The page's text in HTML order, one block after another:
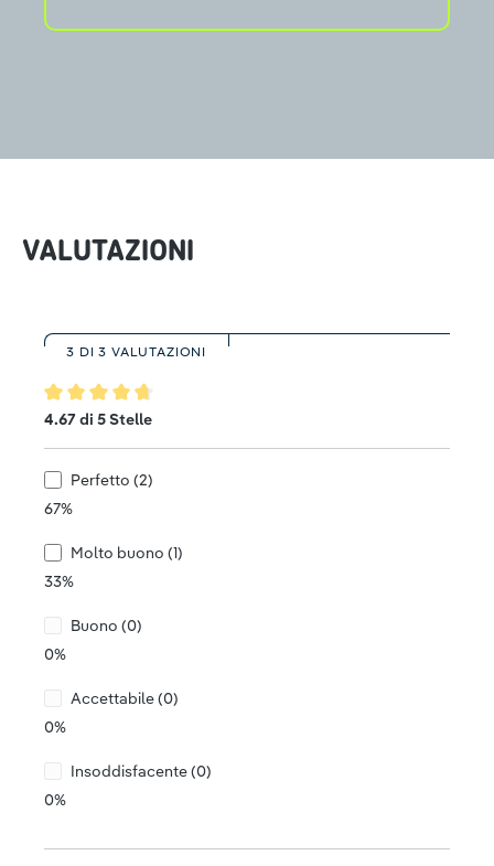
VALUTAZIONI
3 DI 3 VALUTAZIONI
Valutazione media di 4.6 su 5 stelle
4.67 di 5 Stelle
Perfetto (2)
67%
Molto buono (1)
33%
Buono (0)
0%
Accettabile (0)
0%
Insoddisfacente (0)
0%